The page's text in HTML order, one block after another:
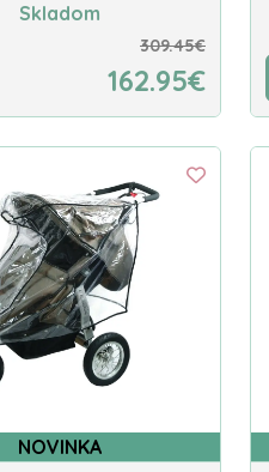
Skladom
309.45€
162.95€
NOVINKA